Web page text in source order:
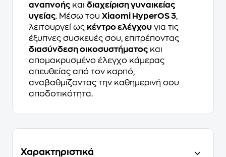
αναπνοής και διαχείριση γυναικείας
υγείας. Μέσω του Xiaomi HyperOS 3,
λειτουργεί ως κέντρο ελέγχου για τις
έξυπνες συσκευές σου, επιτρέποντας
διασύνδεση οικοσυστήματος και
απομακρυσμένο έλεγχο κάμερας
απευθείας από τον καρπό,
αναβαθμίζοντας την καθημερινή σου
αποδοτικότητα.
Χαρακτηριστικά